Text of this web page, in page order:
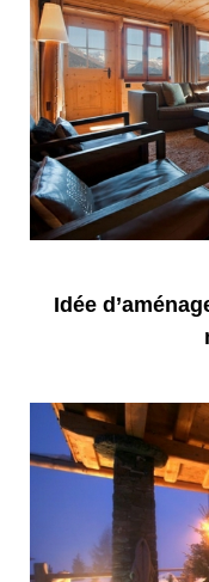
Idée